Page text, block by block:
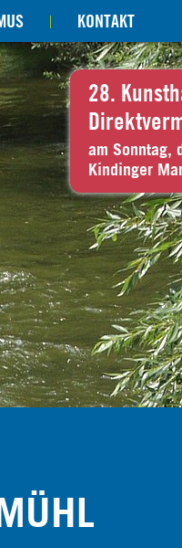
KONTAKT
28.
am Sonntag,
Kindinger